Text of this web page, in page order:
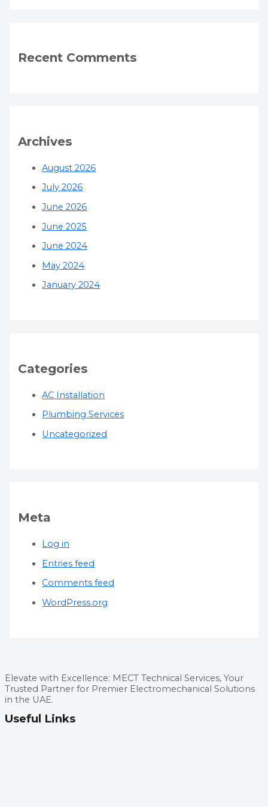
Recent Comments
Archives
August 2026
July 2026
June 2026
June 2025
June 2024
May 2024
January 2024
Categories
AC Installation
Plumbing Services
Uncategorized
Meta
Log in
Entries feed
Comments feed
WordPress.org
Elevate with Excellence: MECT Technical Services, Your
Trusted Partner for Premier Electromechanical Solutions
in the UAE.
Useful Links